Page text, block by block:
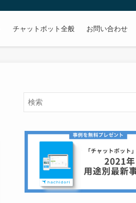
チャットボット全般 お問い合わせ